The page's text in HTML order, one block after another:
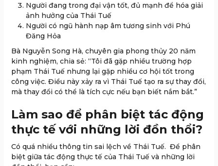
Người đang trong đại vận tốt, đủ mạnh để hóa giải
ảnh hưởng của Thái Tuế
Người có ngũ hành nạp âm tương sinh với Phú
Đăng Hỏa
Bà Nguyễn Song Hà, chuyên gia phong thủy 20 năm
kinh nghiệm, chia sẻ: “Tôi đã gặp nhiều trường hợp
phạm Thái Tuế nhưng lại gặp nhiều cơ hội tốt trong
công việc. Điều này xảy ra vì Thái Tuế tạo ra sự thay đổi,
mà thay đổi có thể là tích cực nếu bạn biết nắm bắt.”
Làm sao để phân biệt tác động
thực tế với những lời đồn thổi?
Có quá nhiều thông tin sai lệch về Thái Tuế. Để phân
biệt giữa tác động thực tế của Thái Tuế và những lời